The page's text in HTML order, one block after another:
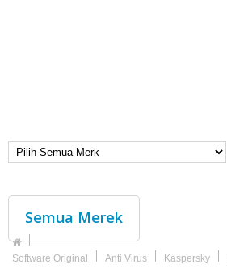
Semua Merek
Software Original Anti Virus Kaspersky